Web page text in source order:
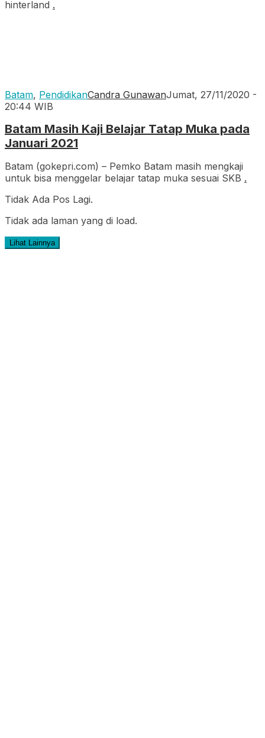
hinterland .
Batam, PendidikanCandra GunawanJumat, 27/11/2020 -
20:44 WIB
Batam Masih Kaji Belajar Tatap Muka pada
Januari 2021
Batam (gokepri.com) – Pemko Batam masih mengkaji
untuk bisa menggelar belajar tatap muka sesuai SKB .
Tidak Ada Pos Lagi.
Tidak ada laman yang di load.
Lihat Lainnya